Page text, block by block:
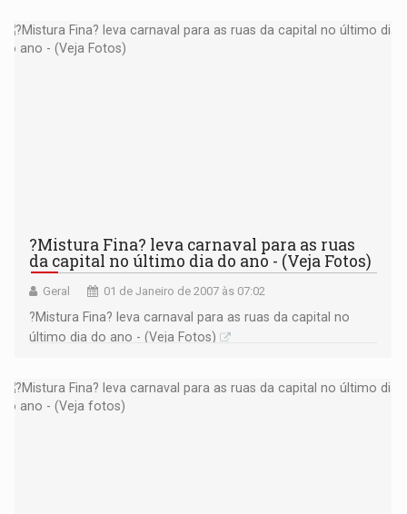
?Mistura Fina? leva carnaval para as ruas
da capital no último dia do ano - (Veja Fotos)
Geral 01 de Janeiro de 2007 às 07:02
?Mistura Fina? leva carnaval para as ruas da capital no
último dia do ano - (Veja Fotos)